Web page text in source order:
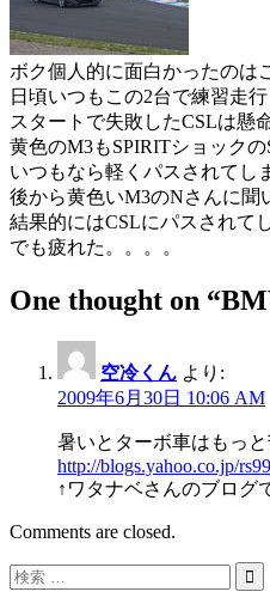
ボク個人的に面白かったのは
日頃いつもこの2台で練習走
スタートで失敗したCSLは懸
黄色のM3もSPIRITショック
いつもなら軽くパスされてし
後から黄色いM3のNさんに聞
結果的にはCSLにパスされて
でも疲れた。。。。
One thought on “
空冷くん より:
2009年6月30日 10:06 AM
暑いとターボ車はもっ
http://blogs.yahoo.co.jp/
↑ワタナベさんのブログ
Comments are closed.